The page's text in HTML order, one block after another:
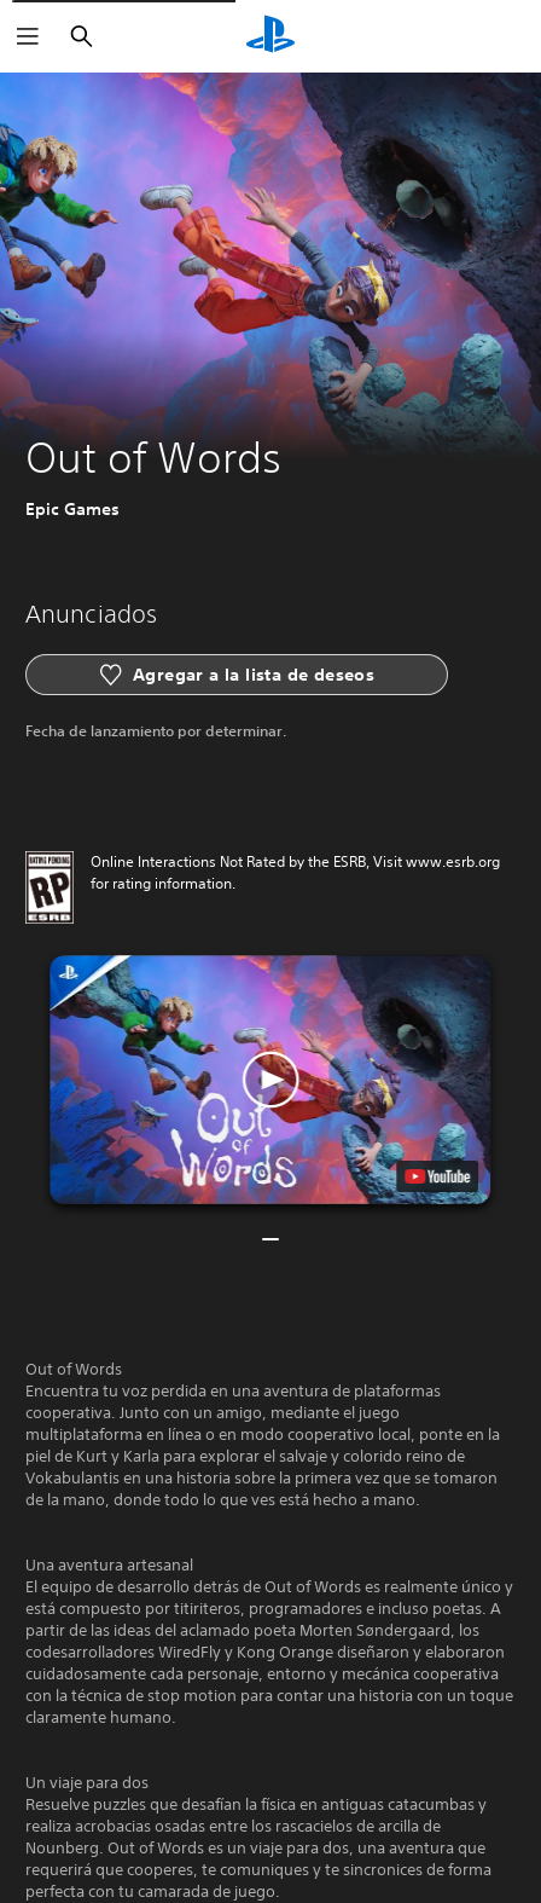
Buscar
Out of Words
Epic Games
Anunciados
Agregar a la lista de deseos
Fecha de lanzamiento por determinar.
Online Interactions Not Rated by the ESRB, Visit www.esrb.org
for rating information.
Out of Words
Encuentra tu voz perdida en una aventura de plataformas
cooperativa. Junto con un amigo, mediante el juego
multiplataforma en línea o en modo cooperativo local, ponte en la
piel de Kurt y Karla para explorar el salvaje y colorido reino de
Vokabulantis en una historia sobre la primera vez que se tomaron
de la mano, donde todo lo que ves está hecho a mano.
Una aventura artesanal
El equipo de desarrollo detrás de Out of Words es realmente único y
está compuesto por titiriteros, programadores e incluso poetas. A
partir de las ideas del aclamado poeta Morten Søndergaard, los
codesarrolladores WiredFly y Kong Orange diseñaron y elaboraron
cuidadosamente cada personaje, entorno y mecánica cooperativa
con la técnica de stop motion para contar una historia con un toque
claramente humano.
Un viaje para dos
Resuelve puzzles que desafían la física en antiguas catacumbas y
realiza acrobacias osadas entre los rascacielos de arcilla de
Nounberg. Out of Words es un viaje para dos, una aventura que
requerirá que cooperes, te comuniques y te sincronices de forma
perfecta con tu camarada de juego.